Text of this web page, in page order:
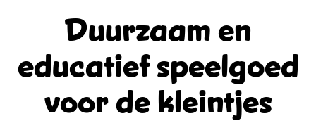
Duurzaam en
educatiefspeelgoed
voor de kleintjes